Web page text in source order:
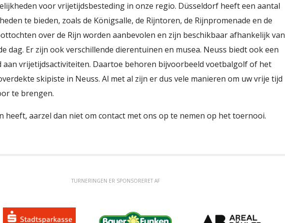
voor vrijetijdsbesteding in onze regio. Düsseldorf heeft een aantal
te bieden, zoals de Königsalle, de Rijntoren, de Rijnpromenade en de
over de Rijn worden aanbevolen en zijn beschikbaar afhankelijk van
dag. Er zijn ook verschillende dierentuinen en musea. Neuss biedt ook een
aan vrijetijdsactiviteiten. Daartoe behoren bijvoorbeeld voetbalgolf of het
skipiste in Neuss. Al met al zijn er dus vele manieren om uw vrije tijd
te brengen.
heeft, aarzel dan niet om contact met ons op te nemen op het toernooi.
TURNERINGEN ER SPONSORERET AF